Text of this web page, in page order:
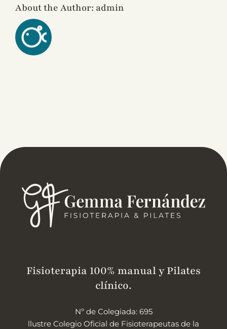
About the Author: admin
Fisioterapia 100% manual y Pilates
clínico.
Nº de Colegiada: 695
llustre Colegio Oficial de Fisioterapeutas de la